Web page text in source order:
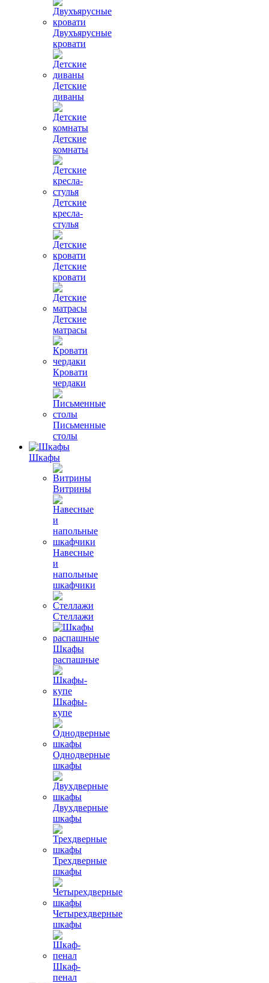
Двухъярусные
кровати
Детские
диваны
Детские
комнаты
Детские
кресла-
стулья
Детские
кровати
Детские
матрасы
Кровати
чердаки
Письменные
столы
Шкафы
Витрины
Навесные
и
напольные
шкафчики
Стеллажи
Шкафы
распашные
Шкафы-
купе
Однодверные
шкафы
Двухдверные
шкафы
Трехдверные
шкафы
Четырехдверные
шкафы
Шкаф-
пенал